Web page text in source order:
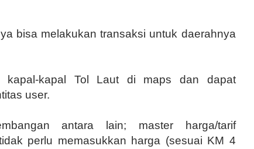
bisa melakukan transaksi untuk daerahnya
kapal-kapal Tol Laut di maps dan dapat
user.
antara lain; master harga/tarif
perlu memasukkan harga (sesuai KM 4